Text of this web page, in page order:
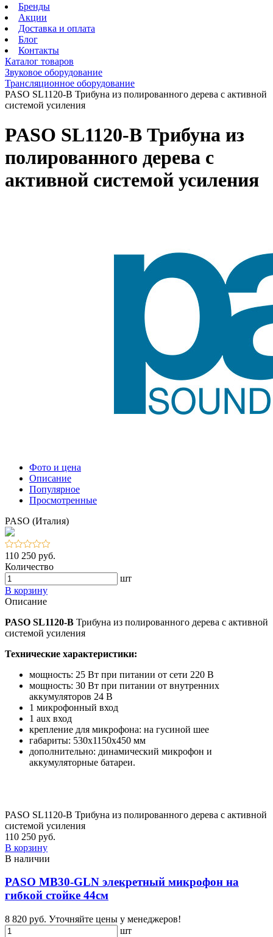
Бренды
Акции
Доставка и оплата
Блог
Контакты
Каталог товаров
Звуковое оборудование
Трансляционное оборудование
PASO SL1120-B Трибуна из полированного дерева с активной
системой усиления
PASO SL1120-B Трибуна из
полированного дерева с
активной системой усиления
Фото и цена
Описание
Популярное
Просмотренные
PASO (Италия)
110 250 руб.
Количество
шт
В корзину
Описание
PASO SL1120-B Трибуна из полированного дерева с активной
системой усиления
Технические характеристики:
мощность: 25 Вт при питании от сети 220 В
мощность: 30 Вт при питании от внутренних
аккумуляторов 24 В
1 микрофонный вход
1 aux вход
крепление для микрофона: на гусиной шее
габариты: 530x1150x450 мм
дополнительно: динамический микрофон и
аккумуляторные батареи.
PASO SL1120-B Трибуна из полированного дерева с активной
системой усиления
110 250 руб.
В корзину
В наличии
PASO MB30-GLN элекретный микрофон на
гибкой стойке 44см
8 820 руб. Уточняйте цены у менеджеров!
шт